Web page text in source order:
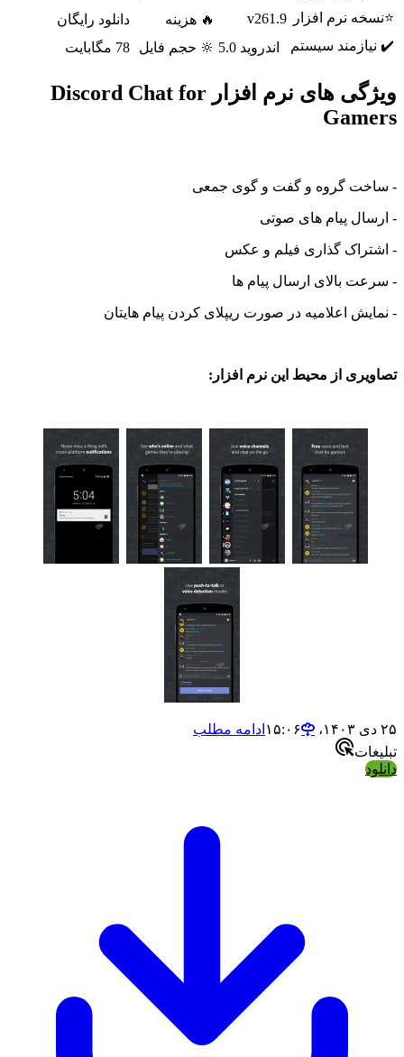
نرم افزار
v261.9 🔥 هزینه
دانلود رایگان
سیستم
اندروید 5.0 🔆 حجم فایل 78 مگابایت
ویژگی های نرم افزار Discord Chat for
گروه و گفت و گوی جمعی
پیام های صوتی
گذاری فیلم و عکس
بالای ارسال پیام ها
اعلامیه در صورت ریپلای کردن پیام هایتان
از محیط این نرم افزار:
ادامه مطلب